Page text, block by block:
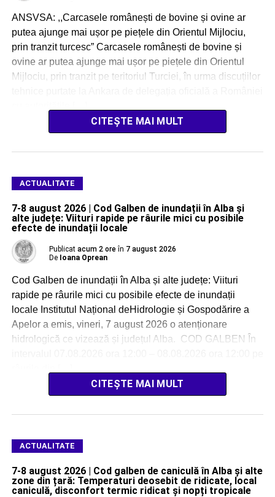
ANSVSA: ,,Carcasele românești de bovine și ovine ar
putea ajunge mai ușor pe piețele din Orientul Mijlociu,
prin tranzit turcesc” Carcasele românești de bovine și
ovine ar putea ajunge mai ușor pe piețele din Orientul
Mijlociu, prin tranzit pe teritoriul Turciei, în urma discuțiilor
CITEȘTE MAI MULT
ACTUALITATE
7-8 august 2026 | Cod Galben de inundații în Alba și
alte județe: Viituri rapide pe râurile mici cu posibile
efecte de inundații locale
Publicat acum 2 ore în 7 august 2026
De Ioana Oprean
Cod Galben de inundații în Alba și alte județe: Viituri
rapide pe râurile mici cu posibile efecte de inundații
locale Institutul Național deHidrologie și Gospodărire a
Apelor a emis, vineri, 7 august 2026 o atenționare
hidrologică ce vizează și județul Alba. COD GALBEN În
CITEȘTE MAI MULT
ACTUALITATE
7-8 august 2026 | Cod galben de caniculă în Alba și alte
zone din țară: Temperaturi deosebit de ridicate, local
caniculă, disconfort termic ridicat și nopți tropicale